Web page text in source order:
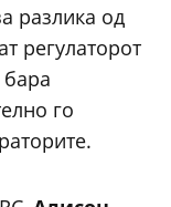
разлика од
регулаторот
го